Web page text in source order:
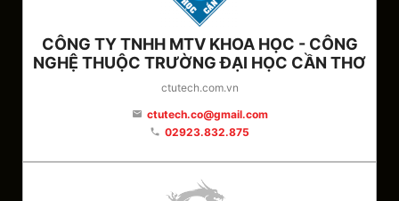
CÔNG TY TNHH MTV KHOA HỌC - CÔNG
NGHỆ THUỘC TRƯỜNG ĐẠI HỌC CẦN THƠ
ctutech.com.vn
email ctutech.co@gmail.com
phone 02923.832.875